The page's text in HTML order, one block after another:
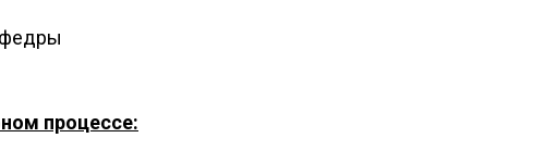
процессе: